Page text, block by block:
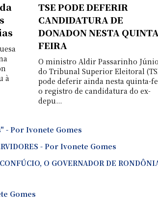
à
TSE PODE DEFERIR
CANDIDATURA DE
DONADON NESTA
FEIRA
O ministro Aldir Passarinho
do Tribunal Superior Eleitoral
pode deferir ainda nesta quinta-
o registro de candidatura do ex-
depu...
- Por Ivonete Gomes
- Por Ivonete Gomes
O GOVERNADOR DE
Gomes